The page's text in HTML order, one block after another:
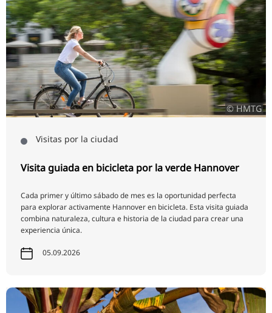
© HMTG
Visitas por la ciudad
Visita guiada en bicicleta por la verde Hannover
Cada primer y último sábado de mes es la oportunidad perfecta
para explorar activamente Hannover en bicicleta. Esta visita guiada
combina naturaleza, cultura e historia de la ciudad para crear una
experiencia única.
05.09.2026